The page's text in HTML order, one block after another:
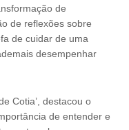
de
de reflexões sobre
de cuidar de uma
desempenhar
Cotia’, destacou o
de entender e